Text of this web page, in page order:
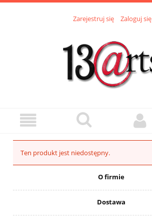
Zarejestruj się Zaloguj się
Ten produkt jest niedostępny.
O firmie
Dostawa